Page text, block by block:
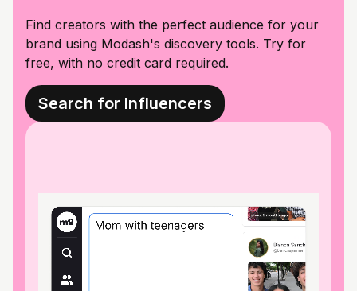
Find creators with the perfect audience for your
brand using Modash's discovery tools. Try for
free, with no credit card required.
Search for Influencers